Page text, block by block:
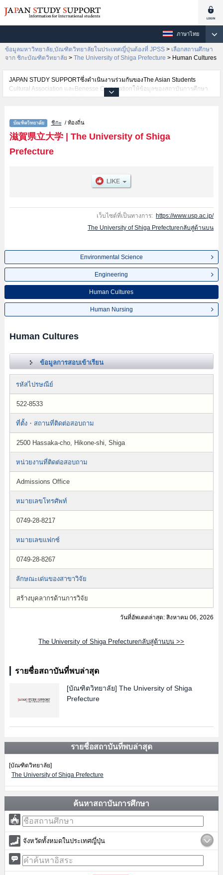
ภาษาไทย
ข้อมูลมหาวิทยาลัย,บัณฑิตวิทยาลัยในประเทศญี่ปุ่นต้องที่ JPSS > เลือกสถานศึกษา
จาก ชิกะบัณฑิตวิทยาลัย > The University of Shiga Prefecture > Human Cultures
JAPAN STUDY SUPPORTซึ่งดำเนินงานร่วมกันของThe Asian Students
Cultural Association และBenesse Corporationให้ข้อมูลของสถาบันการศึกษา
ระดับมหาวิทยาลัย・บัณฑิตวิทยาลัย・วิทยาลัยระดับอนุปริญญา・วิทยาลัย
สำหรับนักศึกษาต่างชาติเช่นEnvironmental
ScienceหรือEngineeringหรือHuman CulturesหรือHuman Nursing
เป็นต้น,ข้อมูลของแต่ละสาขาวิจัย,ข้อมูลการสอบคัดเลือกเข้าศึกษาเช่นจำนวนคน
ที่รับสมัครหรือจำนวนคนที่ผ่านการสอบคัดเลือกเป็นต้น,แนะนำสถานที่,การเดิน
ชิกะ / ท้องถิ่น
滋賀県立大学| The University of Shiga
Prefecture
เว็บไซต์ที่เป็นทางการ: https://www.usp.ac.jp/
The University of Shiga Prefectureกลับสู่ด้านบน
Environmental Science
Engineering
Human Cultures
Human Nursing
Human Cultures
ข้อมูลการสอบเข้าเรียน
รหัสไปรษณีย์
522-8533
ที่ตั้ง・สถานที่ติดต่อสอบถาม
2500 Hassaka-cho, Hikone-shi, Shiga
หน่วยงานที่ติดต่อสอบถาม
Admissions Office
หมายเลขโทรศัพท์
0749-28-8217
หมายเลขแฟกซ์
0749-28-8267
ลักษณะเด่นของสาขาวิจัย
สร้างบุคลากรด้านการวิจัย
วันที่อัพเดตล่าสุด: สิงหาคม 06, 2026
The University of Shiga Prefectureกลับสู่ด้านบน >>
รายชื่อสถาบันที่พบล่าสุด
[บัณฑิตวิทยาลัย] The University of Shiga
Prefecture
รายชื่อสถาบันที่พบล่าสุด
[บัณฑิตวิทยาลัย]
The University of Shiga Prefecture
ค้นหาสถาบันการศึกษา
จังหวัดทั้งหมดในประเทศญี่ปุ่น